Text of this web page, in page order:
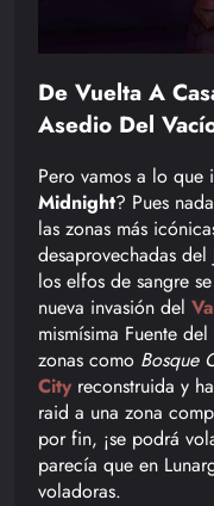
De Vuelta A
Asedio Del
Pero vamos a lo
Midnight? Pues
las zonas más
desaprovechadas
los elfos de sangre
nueva invasión del
mismísima Fuente
zonas como Bosque
City reconstruida y
raid a una zona
por fin, ¡se podrá
parecía que en
voladoras.